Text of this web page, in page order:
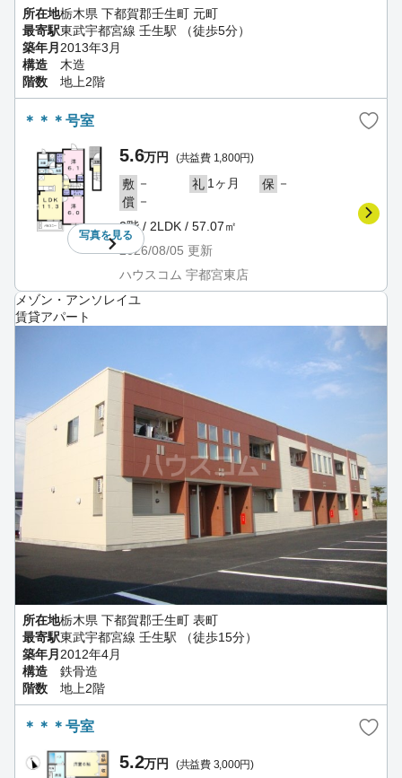
所在地栃木県 下都賀郡壬生町 元町
最寄駅東武宇都宮線 壬生駅 （徒歩5分）
築年月 2013年3月
構造
木造
階数
地上2階
＊＊＊号室
写真を見る
5.6万円 (共益費 1,800円)
敷 － 礼 1ヶ月 保 －
償 －
2階 / 2LDK / 57.07㎡
2026/08/05 更新
ハウスコム 宇都宮東店
メゾン・アンソレイユ
賃貸アパート
所在地栃木県 下都賀郡壬生町 表町
最寄駅東武宇都宮線 壬生駅 （徒歩15分）
築年月 2012年4月
構造
鉄骨造
階数
地上2階
＊＊＊号室
5.2万円 (共益費 3,000円)